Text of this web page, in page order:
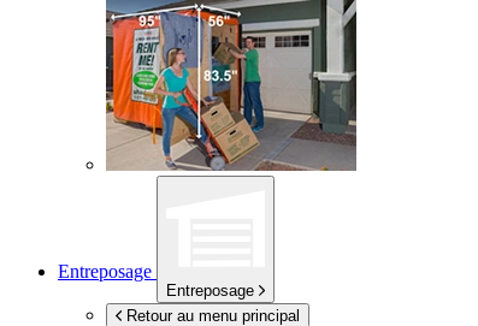
Entreposage
Entreposage
Retour au menu principal